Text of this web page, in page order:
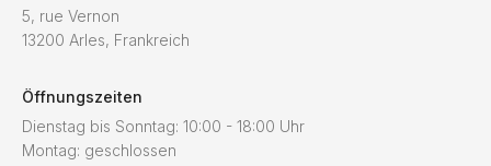
5, rue Vernon
13200 Arles, Frankreich
Öffnungszeiten
Dienstag bis Sonntag: 10:00 - 18:00 Uhr
Montag: geschlossen